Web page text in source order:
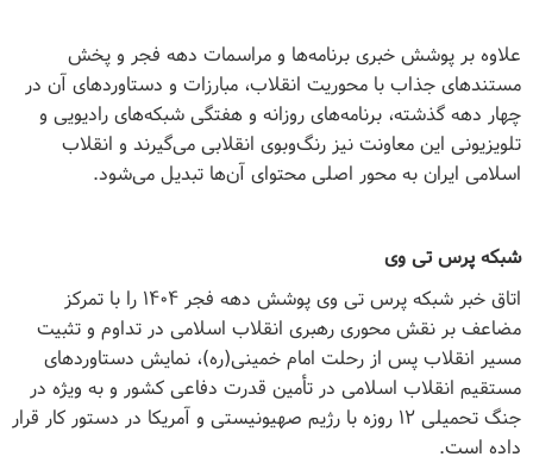
علاوه بر پوشش خبری برنامه‌ها و مراسمات دهه فجر و پخش
مستندهای جذاب با محوریت انقلاب، مبارزات و دستاوردهای آن در
چهار دهه گذشته، برنامه‌های روزانه و هفتگی شبکه‌های رادیویی و
تلویزیونی این معاونت نیز رنگ‌وبوی انقلابی می‌گیرند و انقلاب
اسلامی ایران به محور اصلی محتوای آن‌ها تبدیل می‌شود.
شبکه پرس تی وی
اتاق خبر شبکه پرس تی وی پوشش دهه فجر ۱۴۰۴ را با تمرکز
مضاعف بر نقش محوری رهبری انقلاب اسلامی در تداوم و تثبیت
مسیر انقلاب پس از رحلت امام خمینی(ره)، نمایش دستاوردهای
مستقیم انقلاب اسلامی در تأمین قدرت دفاعی کشور و به ویژه در
جنگ تحمیلی ۱۲ روزه با رژیم صهیونیستی و آمریکا در دستور کار قرار
داده است.